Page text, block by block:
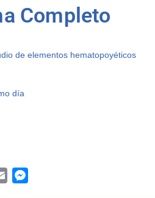
Completo
de elementos hematopoyéticos
día
Email